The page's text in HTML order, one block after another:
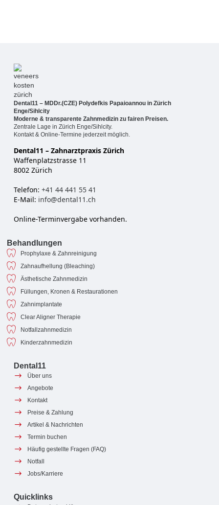
Dental11 – MDDr.(CZE) Polydefkis Papaioannou in Zürich
Enge/Sihlcity
Moderne & transparente Zahnmedizin zu fairen Preisen.
Zentrale Lage in Zürich Enge/Sihlcity.
Kontakt & Online-Termine jederzeit möglich.
Dental11 – Zahnarztpraxis Zürich
Waffenplatzstrasse 11
8002 Zürich
Telefon: +41 44 441 55 41
E-Mail: info@dental11.ch
Online-Terminvergabe vorhanden.
Behandlungen
Prophylaxe & Zahnreinigung
Zahnaufhellung (Bleaching)
Ästhetische Zahnmedizin
Füllungen, Kronen & Restaurationen
Zahnimplantate
Clear Aligner Therapie
Notfallzahnmedizin
Kinderzahnmedizin
Dental11
Über uns
Angebote
Kontakt
Preise & Zahlung
Artikel & Nachrichten
Termin buchen
Häufig gestellte Fragen (FAQ)
Notfall
Jobs/Karriere
Quicklinks